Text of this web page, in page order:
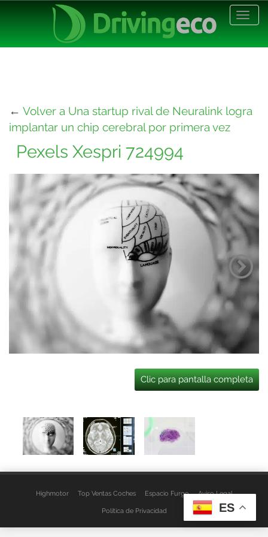
← Volver a Una startup rival de Neuralink logra
implantar un chip cerebral por primera vez
Pexels Xespri 724994
Clic para pantalla completa
Highmotor Top Ventas Coches Espacio Furgo Aviso Legal
Política de Privacidad ES